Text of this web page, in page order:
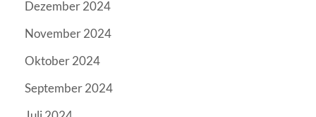
Dezember 2024
November 2024
Oktober 2024
September 2024